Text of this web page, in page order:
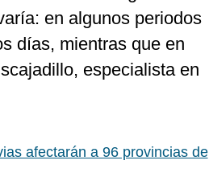
en algunos periodos
días, mientras que en
especialista en
afectarán a 96 provincias de